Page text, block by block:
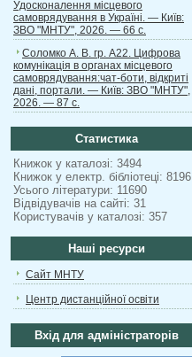
Удосконалення місцевого
самоврядування в Україні. — Київ:
ЗВО "МНТУ", 2026. — 66 с.
Соломко А. В. гр. А22. Цифрова
комунікація в органах місцевого
самоврядування:чат-боти, відкриті
дані, портали. — Київ: ЗВО "МНТУ",
2026. — 87 с.
Статистика
Книжок у каталозі: 3494
Книжок у електр. бібліотеці: 8196
Усього літератури: 11690
Відвідувачів на сайті: 31
Користувачів у каталозі: 357
Наші ресурси
Сайт МНТУ
Центр дистанційної освіти
Вхід для адміністраторів